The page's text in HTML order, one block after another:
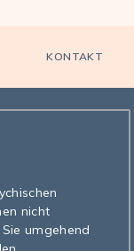
KONTAKT
nicht
umgehend